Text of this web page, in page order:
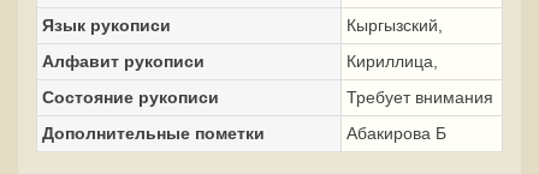
Язык рукописи
Кыргызский,
Алфавит рукописи
Кириллица,
Состояние рукописи
Требует внимания
Дополнительные пометки
Абакирова Б